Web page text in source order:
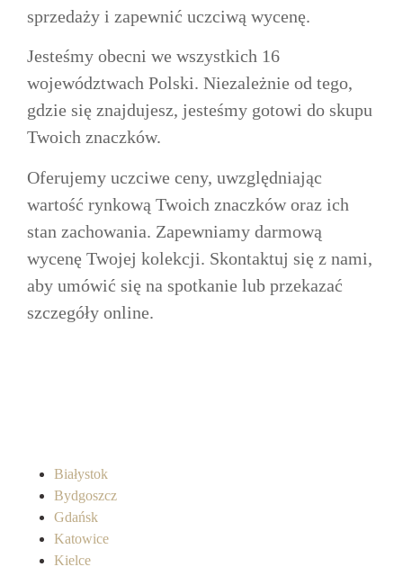
sprzedaży i zapewnić uczciwą wycenę.
Jesteśmy obecni we wszystkich 16
województwach Polski. Niezależnie od tego,
gdzie się znajdujesz, jesteśmy gotowi do skupu
Twoich znaczków.
Oferujemy uczciwe ceny, uwzględniając
wartość rynkową Twoich znaczków oraz ich
stan zachowania. Zapewniamy darmową
wycenę Twojej kolekcji. Skontaktuj się z nami,
aby umówić się na spotkanie lub przekazać
szczegóły online.
Białystok
Bydgoszcz
Gdańsk
Katowice
Kielce